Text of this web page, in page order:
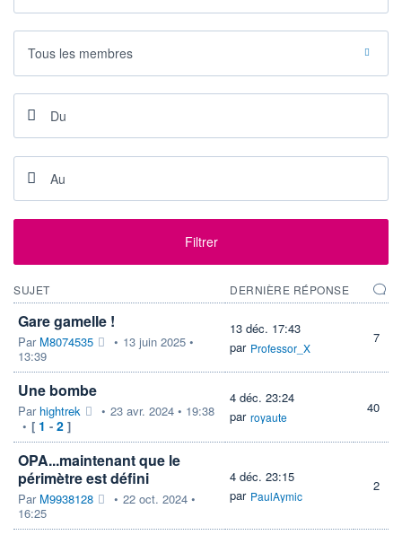
DERNIER
0,00 EUR
DATE
DIVIDENDE
PROCHAIN
-
Non éligible
Boursobank
Tous les membres
Filtrer
SUJET DERNIÈRE RÉPONSE
Gare gamelle !
Par M8074535 • 13 juin 2025 •
13:39
13 déc. 17:43
par Professor_X
7
Une bombe
Par hightrek • 23 avr. 2024 • 19:38
• [ 1 - 2 ]
4 déc. 23:24
par royaute
40
OPA...maintenant que le
périmètre est défini
Par M9938128 • 22 oct. 2024 •
16:25
4 déc. 23:15
par PaulAymic
2